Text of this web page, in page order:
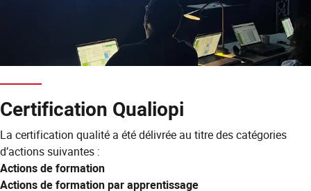
Certification Qualiopi
La certification qualité a été délivrée au titre des catégories
d’actions suivantes :
Actions de formation
Actions de formation par apprentissage